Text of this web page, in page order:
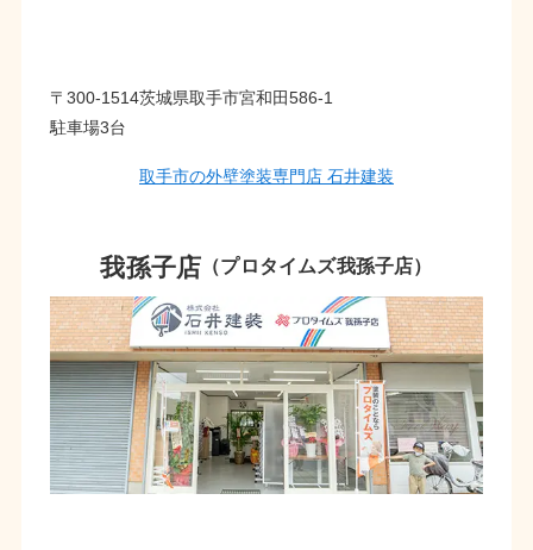
〒300-1514茨城県取手市宮和田586-1
駐車場3台
取手市の外壁塗装専門店 石井建装
我孫子店 （プロタイムズ我孫子店）